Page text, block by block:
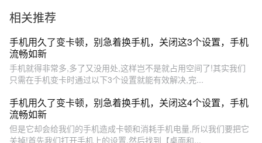
相关推荐
手机用久了变卡顿，别急着换手机，关闭这3个设置，手机
流畅如新
手机就得非常多,多了又没用处,这样岂不是就占用空间了!其实我们
只需在手机变卡时通过以下3个设置就能有效解决,完...
手机用久了变卡顿，别急着换手机，关闭这4个设置，手机
流畅如新
但是它却会给我们的手机造成卡顿和消耗手机电量,所以我们要把它
关掉!首先我们打开手机上的设置,然后找到【桌面和...